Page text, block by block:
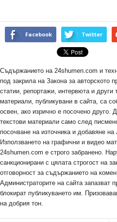
Facebook Twitter
Съдържанието на 24shumen.com и
под закрила на Закона за авторското
статии, репортажи, интервюта и други
материали, публикувани в сайта, са
освен, ако изрично е посочено друго.
текстови материали само след
посочване на източника и добавяне
Използването на графични и видео
24shumen.com е строго забранено.
санкционирани с цялата строгост на
отговорност за съдържанието на
Администраторите на сайта запазват
блокират публикуването им.
на добрия тон.